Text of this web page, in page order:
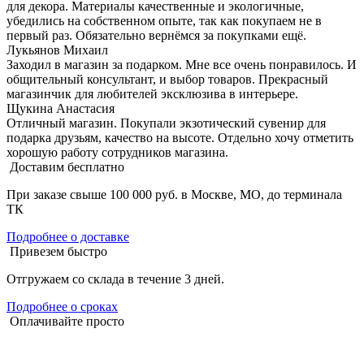
для декора. Материалы качественные и экологичные,
убедились на собственном опыте, так как покупаем не в
первый раз. Обязательно вернёмся за покупками ещё.
Лукьянов Михаил
Заходил в магазин за подарком. Мне все очень понравилось. И
общительный консультант, и выбор товаров. Прекрасный
магазинчик для любителей эксклюзива в интерьере.
Щукина Анастасия
Отличный магазин. Покупали экзотический сувенир для
подарка друзьям, качество на высоте. Отдельно хочу отметить
хорошую работу сотрудников магазина.
Доставим бесплатно
При заказе свыше 100 000 руб. в Москве, МО, до терминала
ТК
Подробнее о доставке
Привезем быстро
Отгружаем со склада в течение 3 дней.
Подробнее о сроках
Оплачивайте просто